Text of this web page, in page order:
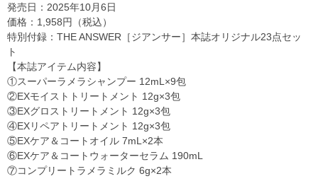
発売日：2025年10月6日
価格：1,958円（税込）
特別付録：THE ANSWER［ジアンサー］本誌オリジナル23点セッ
ト
【本誌アイテム内容】
①スーパーラメラシャンプー 12mL×9包
②EXモイストトリートメント 12g×3包
③EXグロストリートメント 12g×3包
④EXリペアトリートメント 12g×3包
⑤EXケア＆コートオイル 7mL×2本
⑥EXケア＆コートウォーターセラム 190mL
⑦コンプリートラメラミルク 6g×2本